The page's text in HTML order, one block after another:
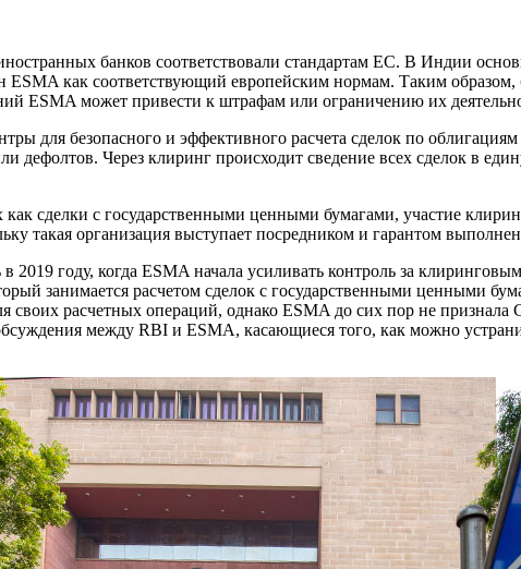
банков соответствовали стандартам ЕС. В Индии
как соответствующий европейским нормам. Таким
ESMA может привести к штрафам или ограничению их
для безопасного и эффективного расчета сделок по
дефолтов. Через клиринг происходит сведение всех сделок в
сделки с государственными ценными бумагами, участие
такая организация выступает посредником и гарантом
году, когда ESMA начала усиливать контроль за
занимается расчетом сделок с государственными ценными
расчетных операций, однако ESMA до сих пор не
между RBI и ESMA, касающиеся того, как можно